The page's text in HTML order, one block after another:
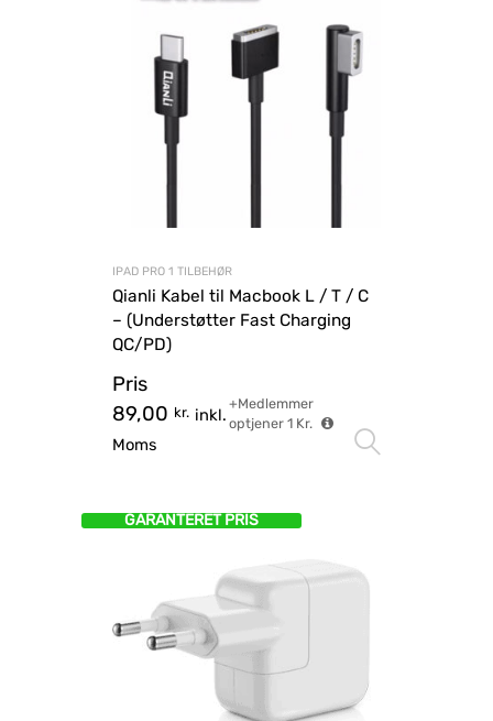
IPAD PRO 1 TILBEHØR
Qianli Kabel til Macbook L / T / C
– (Understøtter Fast Charging
QC/PD)
Pris
89,00 kr. inkl.
Moms
+Medlemmer
optjener1 Kr.
GARANTERET PRIS